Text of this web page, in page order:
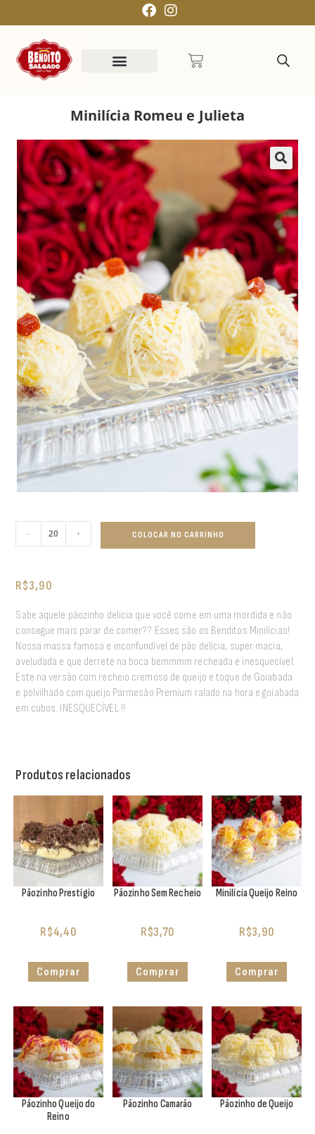
Minilícia Romeu e Julieta
- + COLOCAR NO CARRINHO
R$3,90
Sabe aquele pãozinho delícia que você come em uma mordida e não
consegue mais parar de comer?? Esses são os Benditos Minilícias!
Nossa massa famosa e inconfundível de pão delícia, super macia,
aveludada e que derrete na boca bemmmm recheada e inesquecível.
Este na versão com recheio cremoso de queijo e toque de Goiabada
e polvilhado com queijo Parmesão Premium ralado na hora e goiabada
em cubos. INESQUECÍVEL !!
Produtos relacionados
Pãozinho Prestígio
R$4,40
Comprar
Pãozinho Sem Recheio
R$3,70
Comprar
Minilícia Queijo Reino
R$3,90
Comprar
Pãozinho Queijo do
Reino
Pãozinho Camarão Pãozinho de Queijo